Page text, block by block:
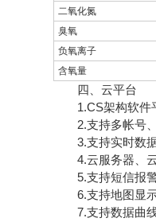
二氧化氮
臭氧
负氧离子
含氧量
四、云平台
1.CS架构软件平
2.支持多帐号、
3.支持实时数据
4.云服务器、云
5.支持短信报警
6.支持地图显示
7.支持数据曲